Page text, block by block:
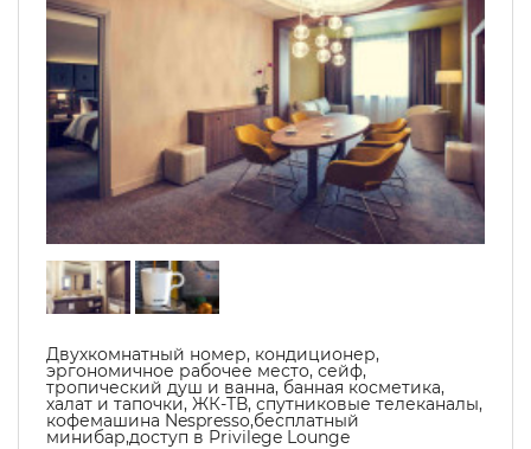
Двухкомнатный номер, кондиционер,
эргономичное рабочее место, сейф,
тропический душ и ванна, банная косметика,
халат и тапочки, ЖК-ТВ, спутниковые телеканалы,
кофемашина Nespresso,бесплатный
минибар,доступ в Privilege Lounge